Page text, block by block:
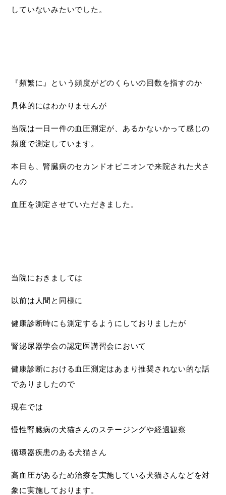
していないみたいでした。
『頻繁に』という頻度がどのくらいの回数を指すのか
具体的にはわかりませんが
当院は一日一件の血圧測定が、あるかないかって感じの
頻度で測定しています。
本日も、腎臓病のセカンドオピニオンで来院された犬さ
んの
血圧を測定させていただきました。
当院におきましては
以前は人間と同様に
健康診断時にも測定するようにしておりましたが
腎泌尿器学会の認定医講習会において
健康診断における血圧測定はあまり推奨されない的な話
でありましたので
現在では
慢性腎臓病の犬猫さんのステージングや経過観察
循環器疾患のある犬猫さん
高血圧があるため治療を実施している犬猫さんなどを対
象に実施しております。